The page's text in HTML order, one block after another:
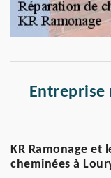
Entreprise
KR Ramonage et
cheminées à